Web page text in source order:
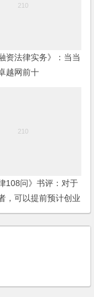
资法律实务》：当当
越网前十
108问》书评：对于
，可以提前预计创业